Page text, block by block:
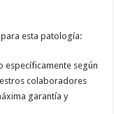
esta patología:
específicamente según
colaboradores
garantía y